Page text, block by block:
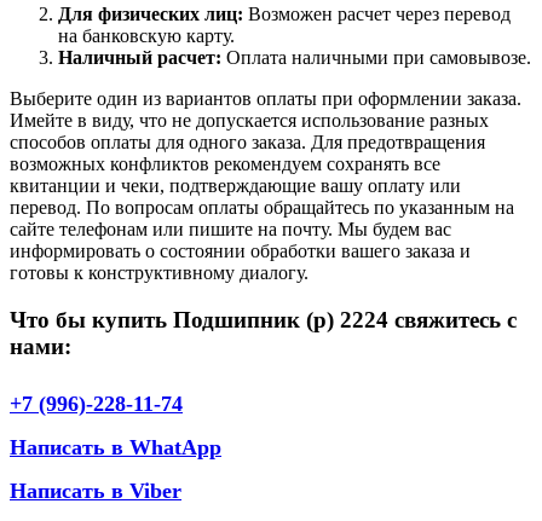
Для физических лиц: Возможен расчет через перевод
на банковскую карту.
Наличный расчет: Оплата наличными при самовывозе.
Выберите один из вариантов оплаты при оформлении заказа.
Имейте в виду, что не допускается использование разных
способов оплаты для одного заказа. Для предотвращения
возможных конфликтов рекомендуем сохранять все
квитанции и чеки, подтверждающие вашу оплату или
перевод. По вопросам оплаты обращайтесь по указанным на
сайте телефонам или пишите на почту. Мы будем вас
информировать о состоянии обработки вашего заказа и
готовы к конструктивному диалогу.
Что бы купить Подшипник (р) 2224 свяжитесь с
нами:
+7 (996)-228-11-74
Написать в WhatApp
Написать в Viber